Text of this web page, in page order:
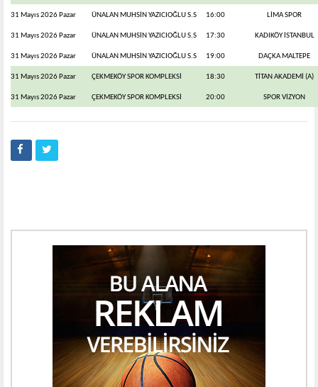
31 Mayıs 2026 Pazar ÜNALAN MUHSİN YAZICIOĞLU S.S 16:00 LİMA SPOR
31 Mayıs 2026 Pazar ÜNALAN MUHSİN YAZICIOĞLU S.S 17:30 KADIKÖY İSTANBUL
31 Mayıs 2026 Pazar ÜNALAN MUHSİN YAZICIOĞLU S.S 19:00 DAÇKA MALTEPE
31 Mayıs 2026 Pazar ÇEKMEKÖY SPOR KOMPLEKSİ 18:30 TİTAN AKADEMİ (A)
31 Mayıs 2026 Pazar ÇEKMEKÖY SPOR KOMPLEKSİ 20:00 SPOR VİZYON